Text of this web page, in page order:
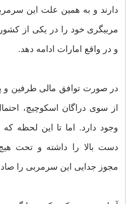
دارند و به همین علت این
مربیگری خود را در یکی از
و در واقع امارات ادامه دهد.
در صورت توافق مالی طرفین
از سوی دراگان اسکوچیچ،
وجود دارد. اما تا این لحظه که
دست بالا را داشته و تحت
مجوز جدایی این سرمربی را